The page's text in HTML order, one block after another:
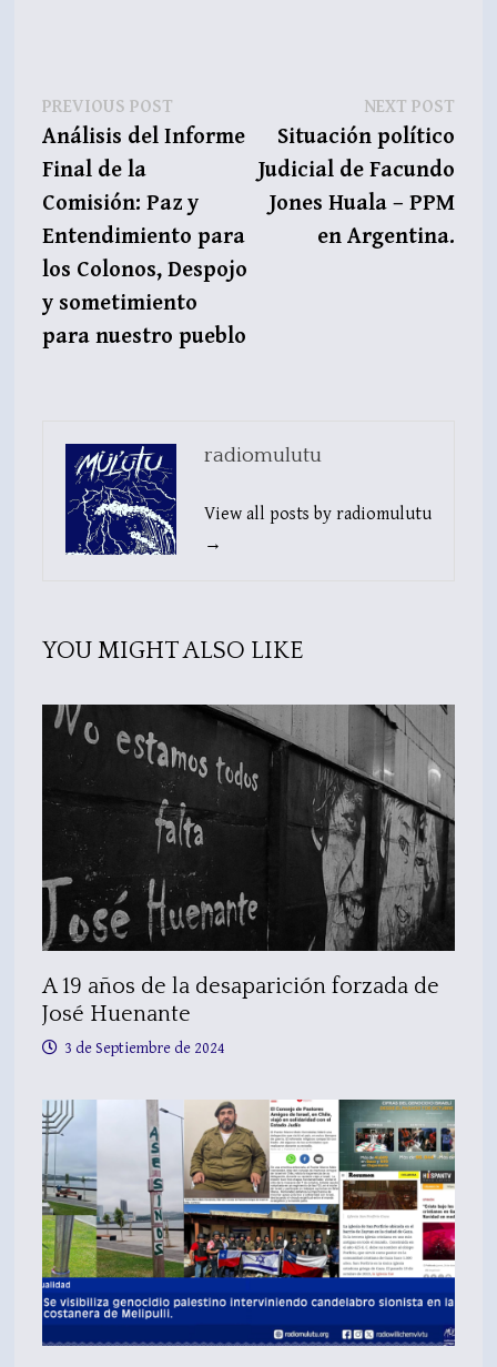
Navegación
de
entradas
PREVIOUS POSTPrevious
post:
Análisis del Informe
Final de la
Comisión: Paz y
Entendimiento para
los Colonos, Despojo
y sometimiento
para nuestro pueblo
NEXT POST
Situación político
Judicial de Facundo
Jones Huala – PPM
en Argentina.
radiomulutu
View all posts by radiomulutu
→
YOU MIGHT ALSO LIKE
A 19 años de la desaparición forzada de
José Huenante
3 de Septiembre de 2024